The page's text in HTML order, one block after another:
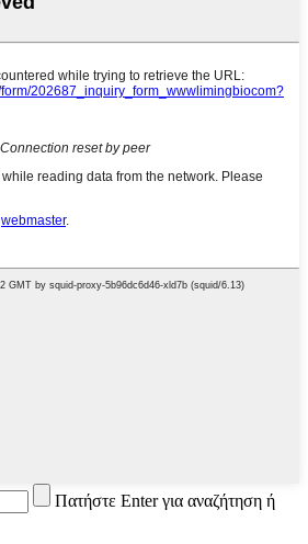
Πατήστε Enter για αναζήτηση ή